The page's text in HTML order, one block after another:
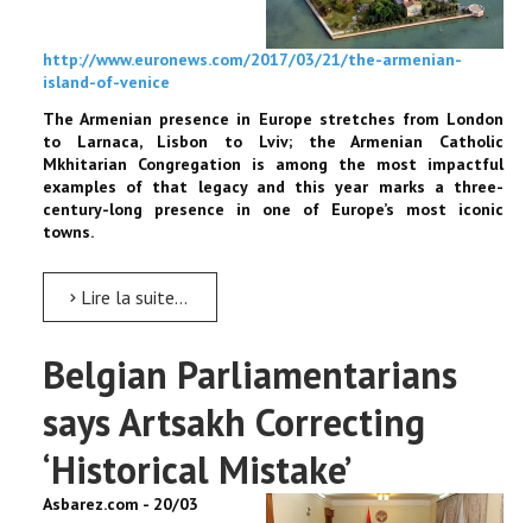
http://www.euronews.com/2017/03/21/the-armenian-
island-of-venice
The Armenian presence in Europe stretches from London
to Larnaca, Lisbon to Lviv; the Armenian Catholic
Mkhitarian Congregation is among the most impactful
examples of that legacy and this year marks a three-
century-long presence in one of Europe’s most iconic
towns.
Lire la suite...
Belgian Parliamentarians
says Artsakh Correcting
‘Historical Mistake’
Asbarez.com - 20/03